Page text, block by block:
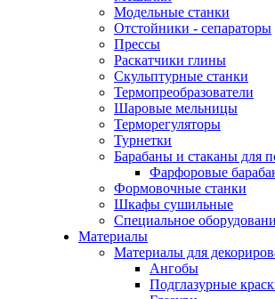
Модельные станки
Отстойники - сепараторы
Прессы
Раскатчики глины
Скульптурные станки
Термопреобразователи
Шаровые мельницы
Терморегуляторы
Турнетки
Барабаны и стаканы для
Фарфоровые
Формовочные станки
Шкафы сушильные
Специальное
Материалы
Материалы для
Ангобы
Подглазурные